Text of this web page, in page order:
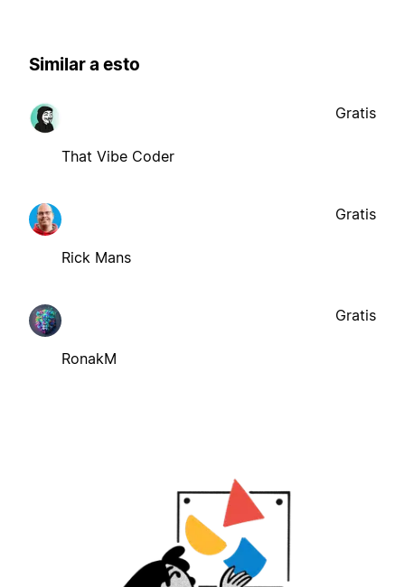
Similar a esto
That Vibe Coder
Gratis
Rick Mans
Gratis
RonakM
Gratis